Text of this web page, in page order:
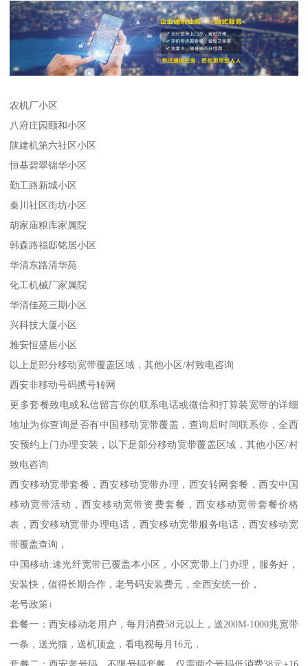
农机厂小区
八府庄园颐和小区
陕建机第六社区小区
恒基碧翠锦华小区
勤工路新城小区
秦川社区街坊小区
胡家庙粮库家属院
韩森路福邸铭居小区
华清东路清华苑
化工机械厂家属院
华清佳苑三期小区
兴科技大厦小区
雅安恒盛居小区
以上是部分移动宽带覆盖区域，其他小区/村致电咨询
西安非移动号码携号转网
更多套餐致电或私信留言你的联系电话或微信和打算装宽带的详细
地址为你查询是否有中国移动宽带覆盖，查询后时间联系你，全西
安预约上门办理安装，以下是部分移动宽带覆盖区域，其他小区/村
致电咨询
西安移动宽带套餐，西安移动宽带办理，西安转网套餐，西安中国
移动宽带活动，西安移动宽带资费套餐，西安移动宽带套餐价格
表，西安移动宽带办理电话，西安移动宽带服务电话，西安移动宽
带覆盖查询，
中国移动:速光纤宽带已覆盖本小区，小区宽带上门办理，服务好，
安装快，值得长期合作，老号码安装费元，全西安统一价，
老号政策↓
套餐一：西安移动老用户，每月消费58元以上，送200M-1000兆宽带
一条，送光猫，送机顶盒，看电视每月16元，